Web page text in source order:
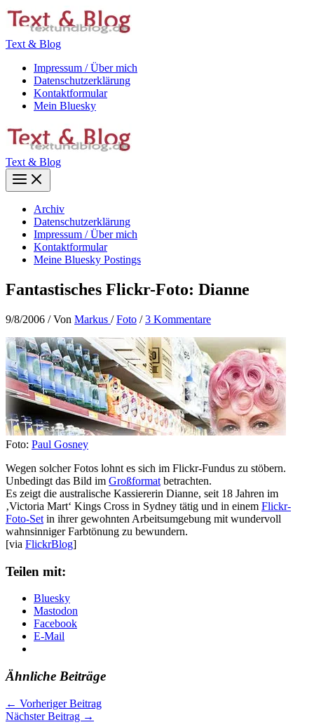
Zum
Inhalt
Text & Blog
Impressum / Über mich
Datenschutzerklärung
Kontaktformular
Mein Bluesky
Text & Blog
Main
Menu
Archiv
Datenschutzerklärung
Impressum / Über mich
Kontaktformular
Meine Bluesky Postings
Fantastisches Flickr-Foto: Dianne
9/8/2006 / Von Markus /Foto /3 Kommentare
Foto: Paul Gosney
Wegen solcher Fotos lohnt es sich im Flickr-Fundus zu stöbern.
Unbedingt das Bild im Großformat betrachten.
Es zeigt die australische Kassiererin Dianne, seit 18 Jahren im
‚Victoria Mart‘ Kings Cross in Sydney tätig und in einem Flickr-
Foto-Set in ihrer gewohnten Arbeitsumgebung mit wundervoll
wahnsinniger Farbtönung zu bewundern.
[via FlickrBlog]
Teilen mit:
Bluesky
Mastodon
Facebook
E-Mail
Ähnliche Beiträge
← Vorheriger Beitrag
Nächster Beitrag →